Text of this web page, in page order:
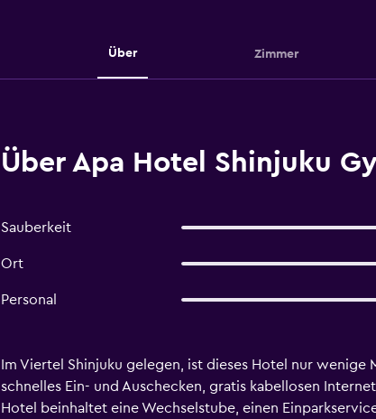
Über Zimmer
Über Apa Hotel Shinjuku
Sauberkeit
Ort
Personal
Im Viertel Shinjuku gelegen, ist dieses Hotel nur
schnelles Ein- und Auschecken, gratis kabellosen
Hotel beinhaltet eine Wechselstube, einen